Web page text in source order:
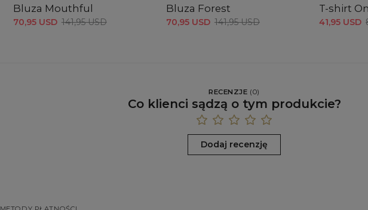
Bluza Mouthful
70,95 USD 141,95 USD
Bluza Forest
70,95 USD 141,95 USD
T-shirt
41,95 USD
RECENZJE (0)
Co klienci sądzą o tym produkcie?
Dodaj recenzję